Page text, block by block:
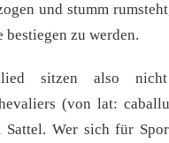
und stumm
bestiegen zu werden.
sitzen also
(von lat:
Wer sich für